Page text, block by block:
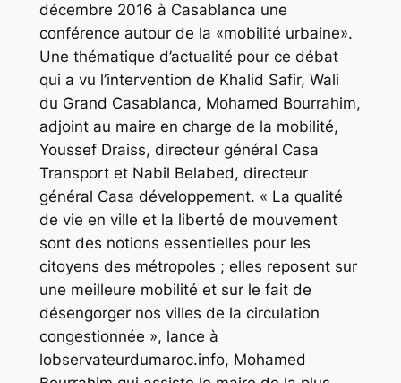
décembre 2016 à Casablanca une
conférence autour de la «mobilité urbaine».
Une thématique d’actualité pour ce débat
qui a vu l’intervention de Khalid Safir, Wali
du Grand Casablanca, Mohamed Bourrahim,
adjoint au maire en charge de la mobilité,
Youssef Draiss, directeur général Casa
Transport et Nabil Belabed, directeur
général Casa développement. « La qualité
de vie en ville et la liberté de mouvement
sont des notions essentielles pour les
citoyens des métropoles ; elles reposent sur
une meilleure mobilité et sur le fait de
désengorger nos villes de la circulation
congestionnée », lance à
lobservateurdumaroc.info, Mohamed